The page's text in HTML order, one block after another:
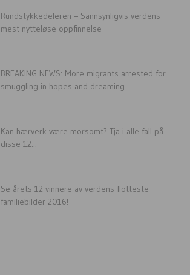
Rundstykkedeleren – Sannsynligvis verdens
mest nytteløse oppfinnelse
BREAKING NEWS: More migrants arrested for
smuggling in hopes and dreaming...
Kan hærverk være morsomt? Tja i alle fall på
disse 12...
Se årets 12 vinnere av verdens flotteste
familiebilder 2016!